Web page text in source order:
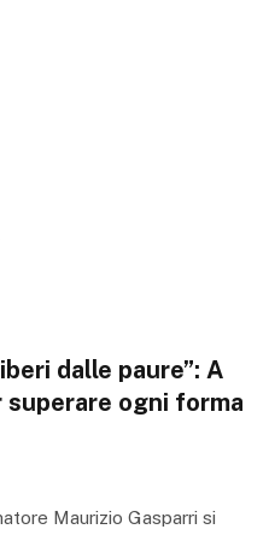
dalle paure”: A
superare ogni forma
Maurizio Gasparri si